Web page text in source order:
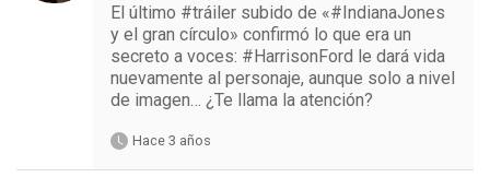
El último #tráiler subido de «#IndianaJones
y el gran círculo» confirmó lo que era un
secreto a voces: #HarrisonFord le dará vida
nuevamente al personaje, aunque solo a nivel
de imagen… ¿Te llama la atención?
Hace 3 años